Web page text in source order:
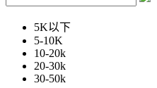
5K以下
5-10K
10-20k
20-30k
30-50k